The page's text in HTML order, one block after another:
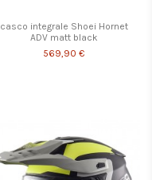
casco integrale Shoei Hornet
ADV matt black
569,90 €